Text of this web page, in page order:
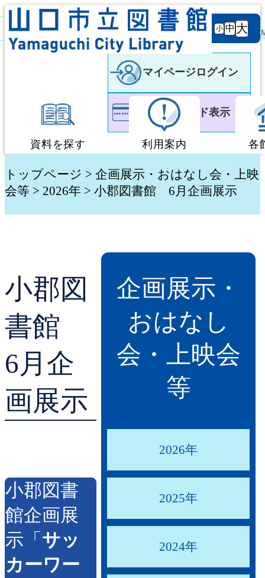
背景
白 黒
文字サ
イズ
小 中 大
マイページログイン
利用者カード表示
資料を探す
蔵書検索・予約
貸出ランキング
予約ランキング
利用案内
図書館利用案内
学校図書館支援サー
ブックスタート体験
レファレンスサービ
好きなおはなしの絵
各
トップページ > 企画展示・おはなし会・上映
会等 > 2026年 > 小郡図書館 6月企画展示
小郡図
書館
6月企
画展示
小郡図書
館企画展
示「 サッ
カーワー
企画展示・
おはなし
会・上映会
等
2026年
2025年
2024年